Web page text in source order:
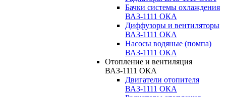
Бачки системы охлаждения
ВАЗ-1111 ОКА
Диффузоры и вентиляторы
ВАЗ-1111 ОКА
Насосы водяные (помпа)
ВАЗ-1111 ОКА
Отопление и вентиляция
ВАЗ-1111 ОКА
Двигатели отопителя
ВАЗ-1111 ОКА